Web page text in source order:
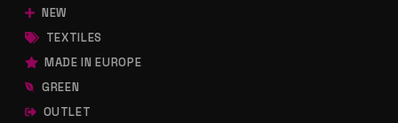
NEW
TEXTILES
MADE IN EUROPE
GREEN
OUTLET